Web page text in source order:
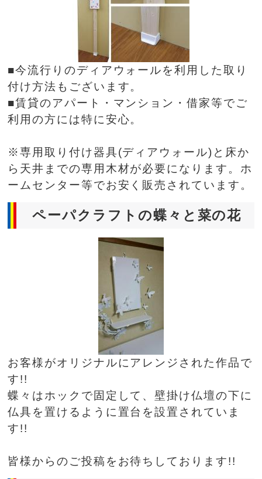
■今流行りのディアウォールを利用した取り
付け方法もございます。
■賃貸のアパート・マンション・借家等でご
利用の方には特に安心。
※専用取り付け器具(ディアウォール)と床か
ら天井までの専用木材が必要になります。ホ
ームセンター等でお安く販売されています。
ペーパクラフトの蝶々と菜の花
お客様がオリジナルにアレンジされた作品で
す!!
蝶々はホックで固定して、壁掛け仏壇の下に
仏具を置けるように置台を設置されていま
す!!
皆様からのご投稿をお待ちしております!!